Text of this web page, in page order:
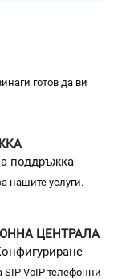
готов да ви
поддръжка
нашите услуги.
ЦЕНТРАЛА
VoIP телефонни